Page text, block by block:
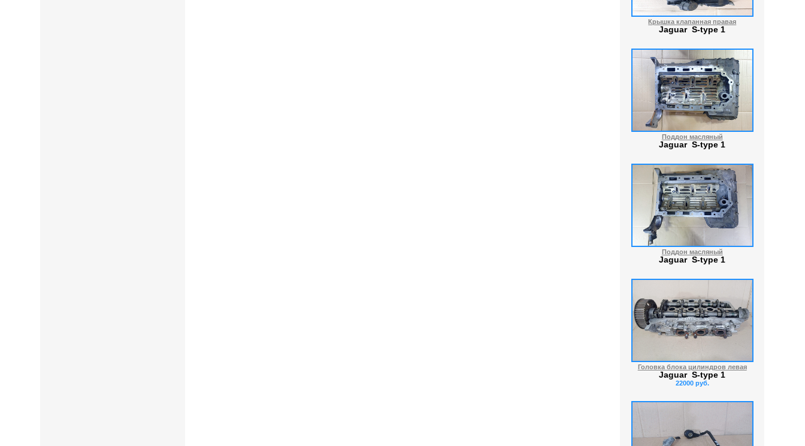
Крышка клапанная правая
Jaguar S-type 1
Поддон масляный
Jaguar S-type 1
Поддон масляный
Jaguar S-type 1
Головка блока цилиндров левая
Jaguar S-type 1
22000 руб.